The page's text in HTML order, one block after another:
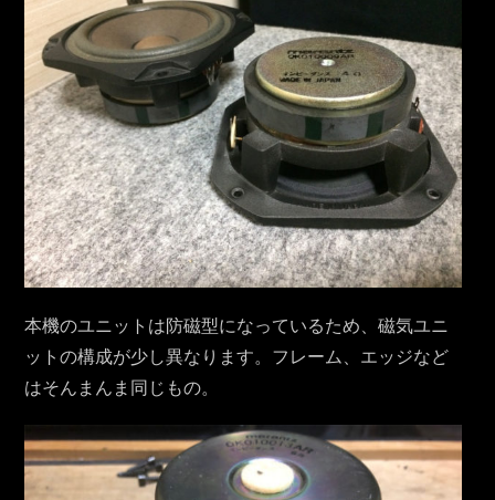
本機のユニットは防磁型になっているため、磁気ユニ
ットの構成が少し異なります。フレーム、エッジなど
はそんまんま同じもの。